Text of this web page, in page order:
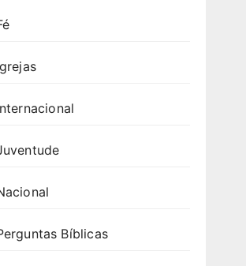
Bíblicas